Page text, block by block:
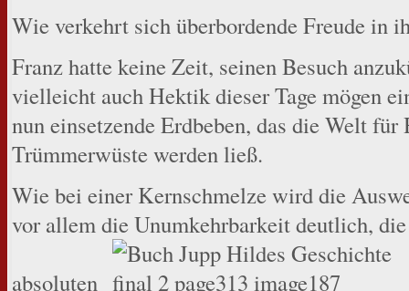
Wie verkehrt sich überbordende Freude in
Franz hatte keine Zeit, seinen Besuch
vielleicht auch Hektik dieser Tage mögen
nun einsetzende Erdbeben, das die Welt
Trümmerwüste werden ließ.
Wie bei einer Kernschmelze wird die
vor allem die Unumkehrbarkeit deutlich,
absoluten